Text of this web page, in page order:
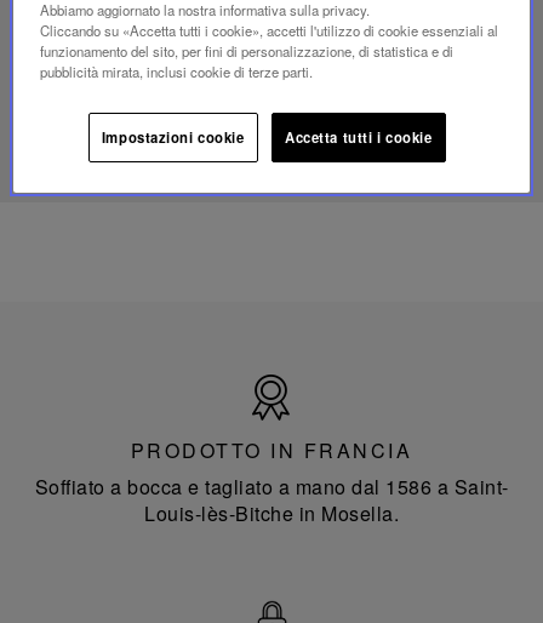
portatile
mini
Folia
Francia
PRODOTTO IN FRANCIA
Soffiato a bocca e tagliato a mano dal 1586 a Saint-
Louis-lès-Bitche in Mosella.
Abbiamo aggiornato la nostra informativa sulla privacy.
Cliccando su «Accetta tutti i cookie», accetti l'utilizzo di cookie essenziali al
funzionamento del sito, per fini di personalizzazione, di statistica e di
pubblicità mirata, inclusi cookie di terze parti.
Impostazioni cookie Accetta tutti i cookie